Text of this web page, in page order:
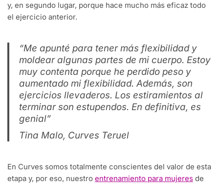
y, en segundo lugar, porque hace mucho más eficaz todo
el ejercicio anterior.
“Me apunté para tener más flexibilidad y
moldear algunas partes de mi cuerpo. Estoy
muy contenta porque he perdido peso y
aumentado mi flexibilidad. Además, son
ejercicios llevaderos. Los estiramientos al
terminar son estupendos. En definitiva, es
genial”
Tina Malo, Curves Teruel
En Curves somos totalmente conscientes del valor de esta
etapa y, por eso, nuestro entrenamiento para mujeres de